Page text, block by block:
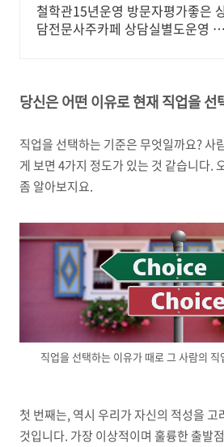
철학관15년운영 방문자평가좋은
담전문사주카페 상담실별도운영 전
당신은 어떤 이유로 현재 직업을 선
직업을 선택하는 기준은 무엇일까요?사
게 보면 4가지 정도가 있는 것 같습니다.
좀 알아보지요.
직업을 선택하는 이유가 때로 그 사람의
첫 번째는, 역시 우리가 자신의 적성을
것입니다. 가장 이상적이며 훌륭한 출발